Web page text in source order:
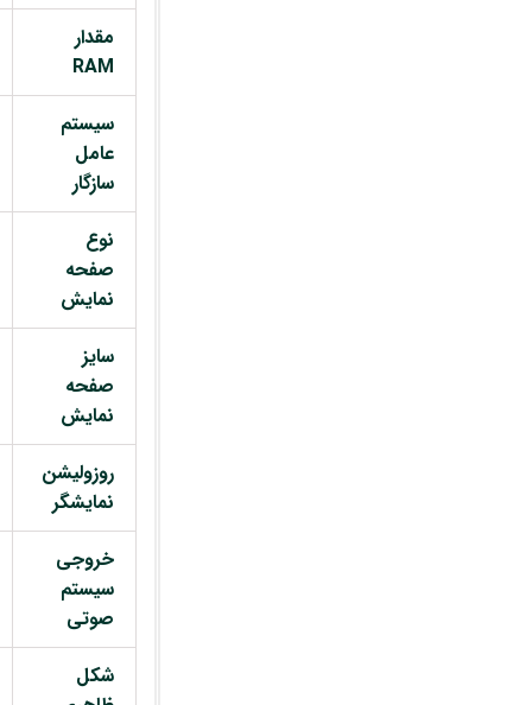
مقدار
RAM
سیستم
عامل
سازگار
نوع
صفحه
نمایش
سایز
صفحه
نمایش
روزولیشن
نمایشگر
خروجی
سیستم
صوتی
شکل